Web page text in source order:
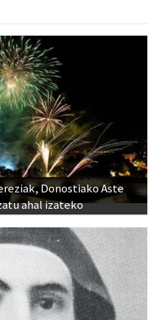
Donostiako Aste
ahal izateko